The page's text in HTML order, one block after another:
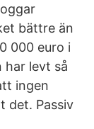
bättre än
000 euro i
har levt så
ingen
det. Passiv